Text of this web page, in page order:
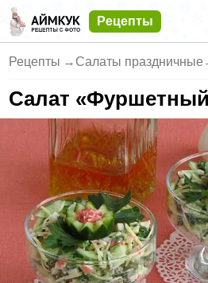
Рецепты
Рецепты → Салаты праздничные
Салат